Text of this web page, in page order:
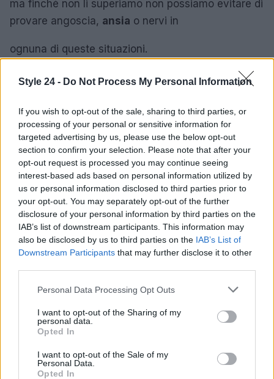
Style 24 - Do Not Process My Personal Information
If you wish to opt-out of the sale, sharing to third parties, or
processing of your personal or sensitive information for
targeted advertising by us, please use the below opt-out
section to confirm your selection. Please note that after your
opt-out request is processed you may continue seeing
interest-based ads based on personal information utilized by
us or personal information disclosed to third parties prior to
your opt-out. You may separately opt-out of the further
disclosure of your personal information by third parties on the
IAB’s list of downstream participants. This information may
also be disclosed by us to third parties on the IAB’s List of
Downstream Participants that may further disclose it to other
Please note that this website/app uses one or more Google
not limited to your visit or usage behaviour. You may click to
grant or deny consent to Google and its third-party tags to
use your data for below specified purposes in below Google
consent section.
Personal Data Processing Opt Outs
I want to opt-out of the Sharing of my
personal data.
Opted In
I want to opt-out of the Sale of my
Personal Data.
Opted In
ma finché non li superiamo non possiamo evitare di
provare angoscia, ansia o nervi in
ognuna di queste situazioni.
Redazione di style24